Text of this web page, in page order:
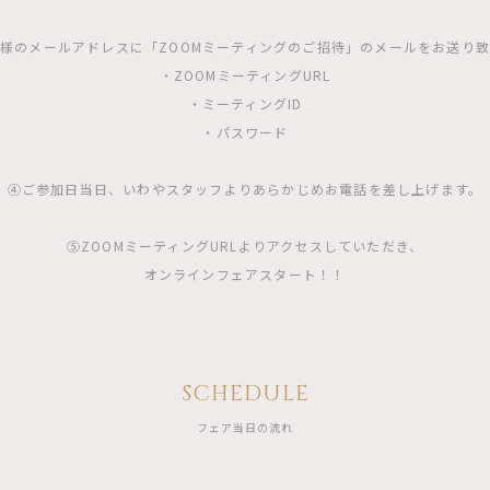
のメールアドレスに「ZOOMミーティングのご招待」のメールをお送り
・ZOOMミーティングURL
・ミーティングID
・パスワード
④ご参加日当日、いわやスタッフよりあらかじめお電話を差し上げます。
⑤ZOOMミーティングURLよりアクセスしていただき、
オンラインフェアスタート！！
SCHEDULE
フェア当日の流れ